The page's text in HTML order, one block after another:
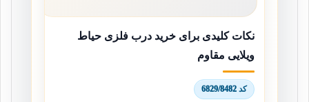
نکات کلیدی برای خرید درب فلزی حیاط
ویلایی مقاوم
کد 6829/8482